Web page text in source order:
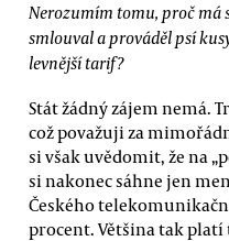
Nerozumím tomu, proč má
smlouval a prováděl psí
levnější tarif?
Stát žádný zájem nemá.
což považuji za
si však uvědomit, že na
si nakonec sáhne jen
Českého
procent. Většina tak platí